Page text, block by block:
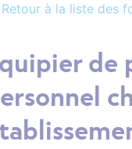
Retour à la liste des